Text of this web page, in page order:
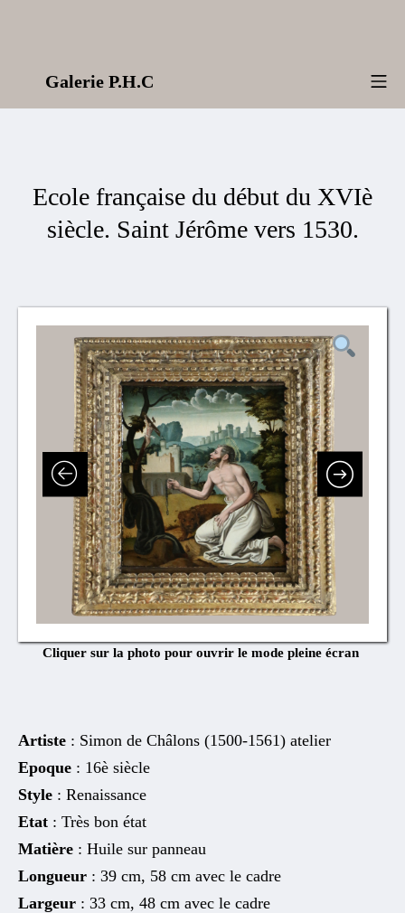
Galerie P.H.C
Ecole française du début du XVIè
siècle. Saint Jérôme vers 1530.
Cliquer sur la photo pour ouvrir le mode pleine écran
Artiste : Simon de Châlons (1500-1561) atelier
Epoque : 16è siècle
Style : Renaissance
Etat : Très bon état
Matière : Huile sur panneau
Longueur : 39 cm, 58 cm avec le cadre
Largeur : 33 cm, 48 cm avec le cadre